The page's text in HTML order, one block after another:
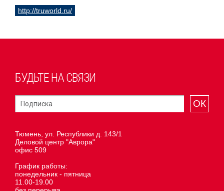
http://truworld.ru/
БУДЬТЕ НА СВЯЗИ
ОК
Тюмень, ул. Республики д. 143/1
Деловой центр "Аврора"
офис 509
График работы:
понедельник - пятница
11.00-19.00